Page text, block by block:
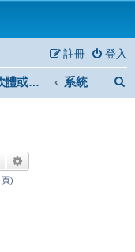
登入
註冊
自由軟體或免費軟體 系統
搜尋
頁)